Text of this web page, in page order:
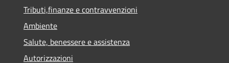
Tributi,finanze e contravvenzioni
Ambiente
Salute, benessere e assistenza
Autorizzazioni